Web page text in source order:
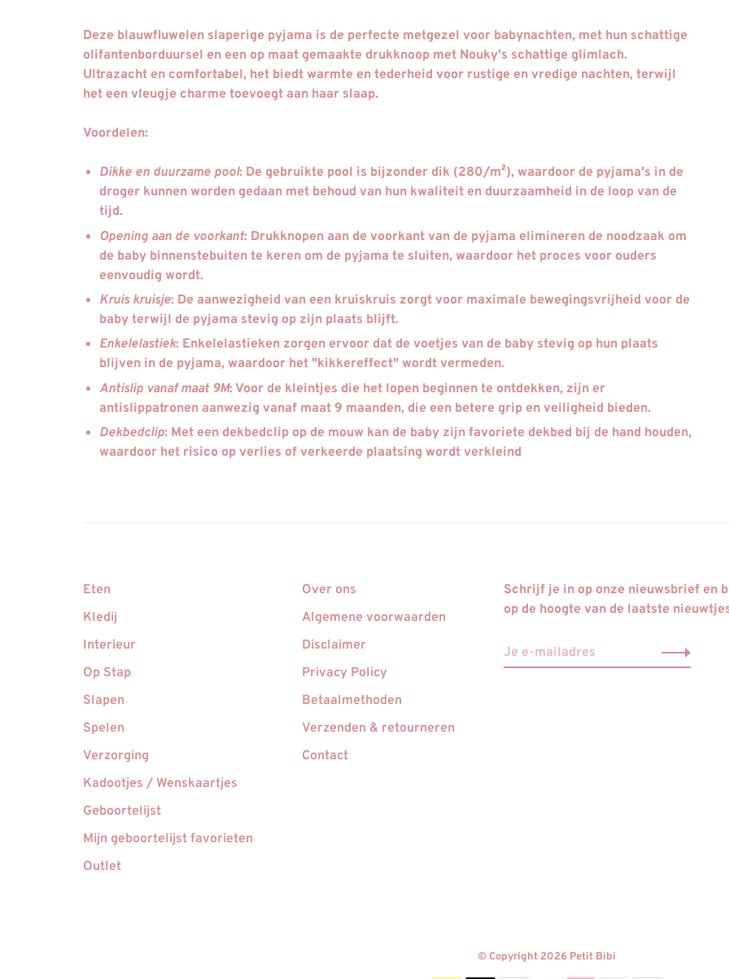
Deze blauwfluwelen slaperige pyjama is de perfecte metgezel voor babynachten, met hun schattige
olifantenborduursel en een op maat gemaakte drukknoop met Nouky's schattige glimlach.
Ultrazacht en comfortabel, het biedt warmte en tederheid voor rustige en vredige nachten, terwijl
het een vleugje charme toevoegt aan haar slaap.
Voordelen:
Dikke en duurzame pool: De gebruikte pool is bijzonder dik (280/m²), waardoor de pyjama's in de
droger kunnen worden gedaan met behoud van hun kwaliteit en duurzaamheid in de loop van de
tijd.
Opening aan de voorkant: Drukknopen aan de voorkant van de pyjama elimineren de noodzaak om
de baby binnenstebuiten te keren om de pyjama te sluiten, waardoor het proces voor ouders
eenvoudig wordt.
Kruis kruisje: De aanwezigheid van een kruiskruis zorgt voor maximale bewegingsvrijheid voor de
baby terwijl de pyjama stevig op zijn plaats blijft.
Enkelelastiek: Enkelelastieken zorgen ervoor dat de voetjes van de baby stevig op hun plaats
blijven in de pyjama, waardoor het "kikkereffect" wordt vermeden.
Antislip vanaf maat 9M: Voor de kleintjes die het lopen beginnen te ontdekken, zijn er
antislippatronen aanwezig vanaf maat 9 maanden, die een betere grip en veiligheid bieden.
Dekbedclip: Met een dekbedclip op de mouw kan de baby zijn favoriete dekbed bij de hand houden,
waardoor het risico op verlies of verkeerde plaatsing wordt verkleind
Eten
Kledij
Interieur
Op Stap
Slapen
Spelen
Verzorging
Kadootjes / Wenskaartjes
Geboortelijst
Mijn geboortelijst favorieten
Outlet
Over ons
Algemene voorwaarden
Disclaimer
Privacy Policy
Betaalmethoden
Verzenden & retourneren
Contact
Schrijf je in op onze nieuwsbrief en
op de hoogte van de laatste
© Copyright 2026 Petit Bibi